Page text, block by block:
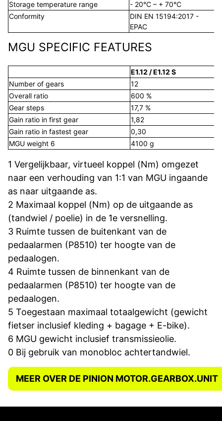
Storage temperature range
- 20°C – + 70°C
Conformity
DIN EN 15194:2017 -
EPAC
MGU SPECIFIC FEATURES
E1.12 / E1.12 S
Number of gears
12
Overall ratio
600 %
Gear steps
17,7 %
Gain ratio in first gear
1,82
Gain ratio in fastest gear
0,30
MGU weight 6
4100 g
1 Vergelijkbaar, virtueel koppel (Nm) omgezet
naar een verhouding van 1:1 van MGU ingaande
as naar uitgaande as.
2 Maximaal koppel (Nm) op de uitgaande as
(tandwiel / poelie) in de 1e versnelling.
3 Ruimte tussen de buitenkant van de
pedaalarmen (P8510) ter hoogte van de
pedaalogen.
4 Ruimte tussen de binnenkant van de
pedaalarmen (P8510) ter hoogte van de
pedaalogen.
5 Toegestaan ​​maximaal totaalgewicht (gewicht
fietser inclusief kleding + bagage + E-bike).
6 MGU gewicht inclusief transmissieolie.
0 Bij gebruik van monobloc achtertandwiel.
MEER OVER DE PINION MOTOR.GEARBOX.UNIT